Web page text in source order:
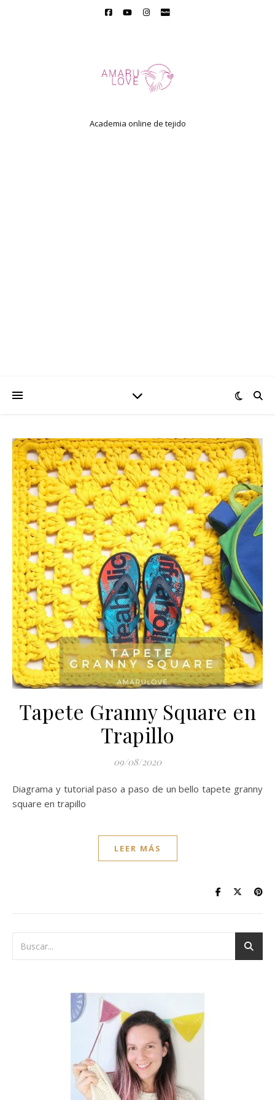
Academia online de tejido
Tapete Granny Square en
Trapillo
09/08/2020
Diagrama y tutorial paso a paso de un bello tapete granny
square en trapillo
LEER MÁS